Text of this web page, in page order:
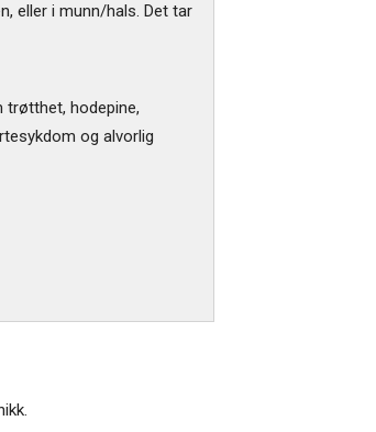
eller i munn/hals. Det tar
trøtthet, hodepine,
og alvorlig